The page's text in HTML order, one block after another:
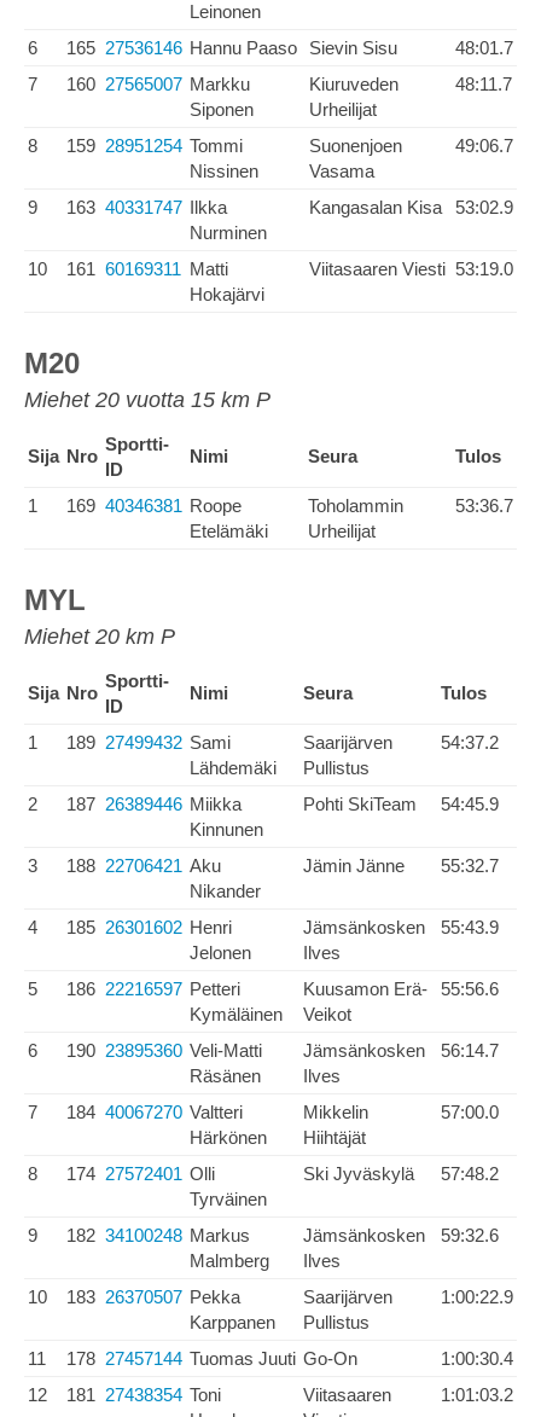
Leinonen
6 165 27536146 Hannu Paaso Sievin Sisu
48:01.7
7
160 27565007 Markku
Siponen
Kiuruveden
Urheilijat
48:11.7
8 159 28951254 Tommi
Nissinen
Suonenjoen
Vasama
49:06.7
9 163 40331747 Ilkka
Nurminen
Kangasalan Kisa 53:02.9
10 161 60169311 Matti
Hokajärvi
Viitasaaren Viesti 53:19.0
M20
Miehet 20 vuotta 15 km P
Sija Nro
Sportti-
ID
Nimi Seura Tulos
1 169 40346381 Roope
Etelämäki
Toholammin
Urheilijat
53:36.7
MYL
Miehet 20 km P
Sija Nro
Sportti-
ID
Nimi Seura Tulos
1 189 27499432 Sami
Lähdemäki
Saarijärven
Pullistus
54:37.2
2 187 26389446 Miikka
Kinnunen
Pohti SkiTeam 54:45.9
3 188 22706421 Aku
Nikander
Jämin Jänne 55:32.7
4 185 26301602 Henri
Jelonen
Jämsänkosken
Ilves
55:43.9
5 186 22216597 Petteri
Kymäläinen
Kuusamon Erä-
Veikot
55:56.6
6 190 23895360 Veli-Matti
Räsänen
Jämsänkosken
Ilves
56:14.7
7 184 40067270 Valtteri
Härkönen
Mikkelin
Hiihtäjät
57:00.0
8 174 27572401 Olli
Tyrväinen
Ski Jyväskylä 57:48.2
9 182 34100248 Markus
Malmberg
Jämsänkosken
Ilves
59:32.6
10 183 26370507 Pekka
Karppanen
Saarijärven
Pullistus
1:00:22.9
11 178 27457144 Tuomas Juuti Go-On
1:00:30.4
12
181 27438354 Toni
Viitasaaren
1:01:03.2